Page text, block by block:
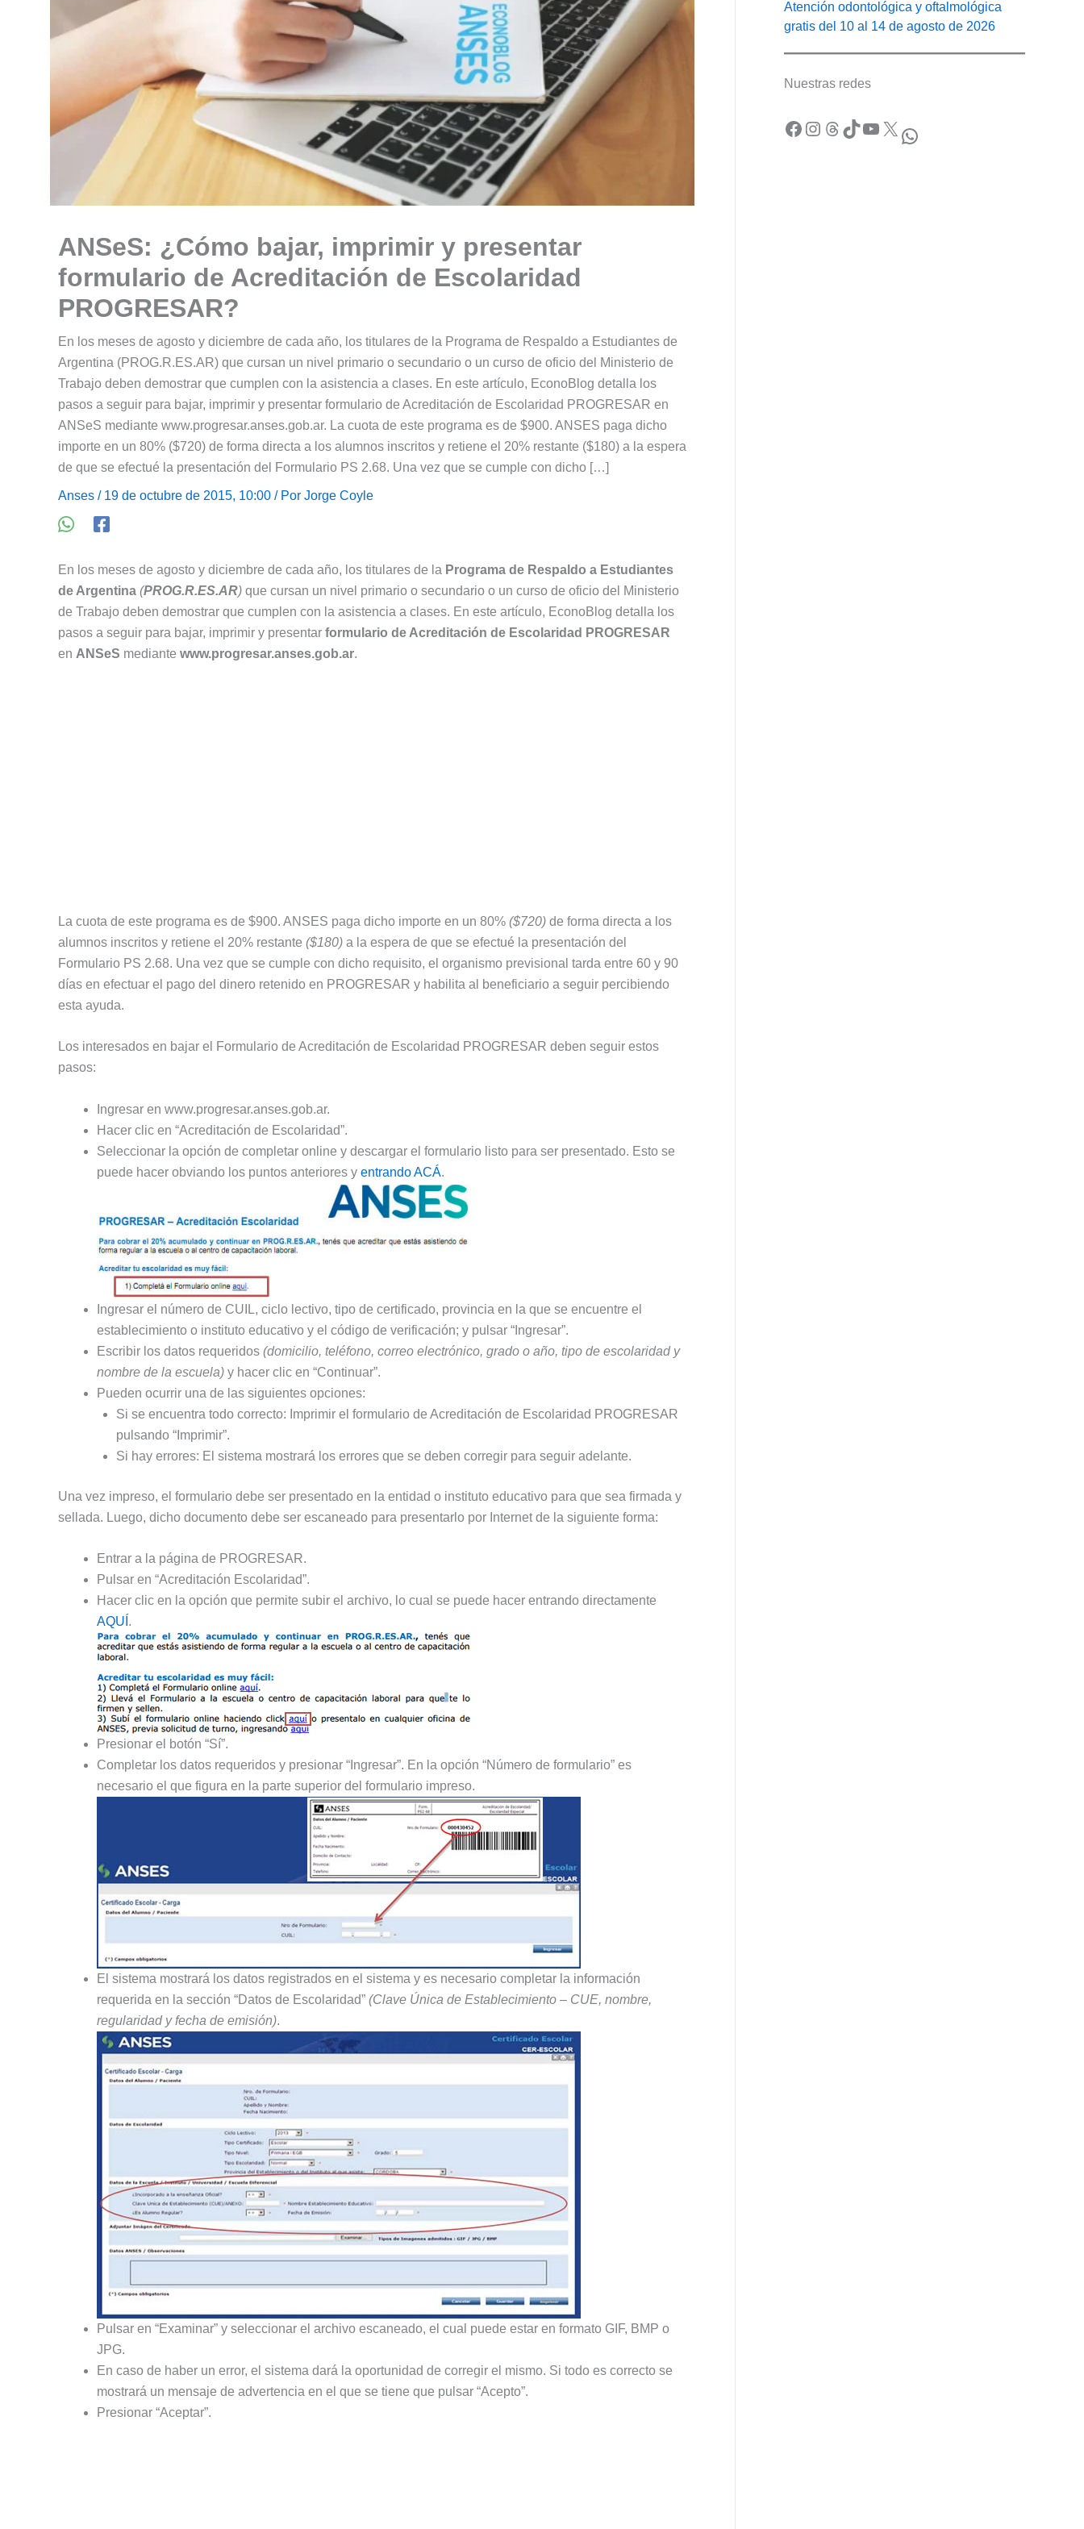
ANSeS: ¿Cómo bajar, imprimir y presentar
formulario de Acreditación de Escolaridad
PROGRESAR?
En los meses de agosto y diciembre de cada año, los titulares de la Programa de Respaldo a Estudiantes de
Argentina (PROG.R.ES.AR) que cursan un nivel primario o secundario o un curso de oficio del Ministerio de
Trabajo deben demostrar que cumplen con la asistencia a clases. En este artículo, EconoBlog detalla los
pasos a seguir para bajar, imprimir y presentar formulario de Acreditación de Escolaridad PROGRESAR en
ANSeS mediante www.progresar.anses.gob.ar. La cuota de este programa es de $900. ANSES paga dicho
importe en un 80% ($720) de forma directa a los alumnos inscritos y retiene el 20% restante ($180) a la espera
de que se efectué la presentación del Formulario PS 2.68. Una vez que se cumple con dicho […]
Anses / 19 de octubre de 2015, 10:00 / Por Jorge Coyle
En los meses de agosto y diciembre de cada año, los titulares de la Programa de Respaldo a Estudiantes
de Argentina (PROG.R.ES.AR) que cursan un nivel primario o secundario o un curso de oficio del Ministerio
de Trabajo deben demostrar que cumplen con la asistencia a clases. En este artículo, EconoBlog detalla los
pasos a seguir para bajar, imprimir y presentar formulario de Acreditación de Escolaridad PROGRESAR
en ANSeS mediante www.progresar.anses.gob.ar.
La cuota de este programa es de $900. ANSES paga dicho importe en un 80% ($720) de forma directa a los
alumnos inscritos y retiene el 20% restante ($180) a la espera de que se efectué la presentación del
Formulario PS 2.68. Una vez que se cumple con dicho requisito, el organismo previsional tarda entre 60 y 90
días en efectuar el pago del dinero retenido en PROGRESAR y habilita al beneficiario a seguir percibiendo
esta ayuda.
Los interesados en bajar el Formulario de Acreditación de Escolaridad PROGRESAR deben seguir estos
pasos:
Ingresar en www.progresar.anses.gob.ar.
Hacer clic en “Acreditación de Escolaridad”.
Seleccionar la opción de completar online y descargar el formulario listo para ser presentado. Esto se
puede hacer obviando los puntos anteriores y entrando ACÁ.
Ingresar el número de CUIL, ciclo lectivo, tipo de certificado, provincia en la que se encuentre el
establecimiento o instituto educativo y el código de verificación; y pulsar “Ingresar”.
Escribir los datos requeridos (domicilio, teléfono, correo electrónico, grado o año, tipo de escolaridad y
nombre de la escuela) y hacer clic en “Continuar”.
Pueden ocurrir una de las siguientes opciones:
Si se encuentra todo correcto: Imprimir el formulario de Acreditación de Escolaridad PROGRESAR
pulsando “Imprimir”.
Si hay errores: El sistema mostrará los errores que se deben corregir para seguir adelante.
Una vez impreso, el formulario debe ser presentado en la entidad o instituto educativo para que sea firmada y
sellada. Luego, dicho documento debe ser escaneado para presentarlo por Internet de la siguiente forma:
Entrar a la página de PROGRESAR.
Pulsar en “Acreditación Escolaridad”.
Hacer clic en la opción que permite subir el archivo, lo cual se puede hacer entrando directamente
AQUÍ .
Presionar el botón “Sí”.
Completar los datos requeridos y presionar “Ingresar”. En la opción “Número de formulario” es
necesario el que figura en la parte superior del formulario impreso.
El sistema mostrará los datos registrados en el sistema y es necesario completar la información
requerida en la sección “Datos de Escolaridad” (Clave Única de Establecimiento – CUE, nombre,
regularidad y fecha de emisión).
Pulsar en “Examinar” y seleccionar el archivo escaneado, el cual puede estar en formato GIF, BMP o
JPG.
En caso de haber un error, el sistema dará la oportunidad de corregir el mismo. Si todo es correcto se
mostrará un mensaje de advertencia en el que se tiene que pulsar “Acepto”.
Presionar “Aceptar”.
Atención odontológica y oftalmológica
gratis del 10 al 14 de agosto de 2026
Nuestras redes
Facebook Instagram Threads TikTok YouTube X WhatsApp